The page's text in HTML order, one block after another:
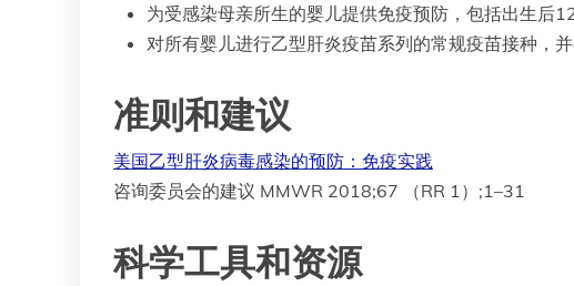
为受感染母亲所生的婴儿提供免疫预防，包括出生后
对所有婴儿进行乙型肝炎疫苗系列的常规疫苗接种，
准则和建议
美国乙型肝炎病毒感染的预防：免疫实践
咨询委员会的建议 MMWR 2018;67 （RR 1）;1–31
科学工具和资源